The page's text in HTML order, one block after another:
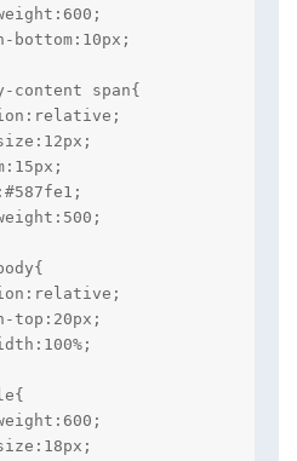
bottom:10px;
content span{
top:20px;